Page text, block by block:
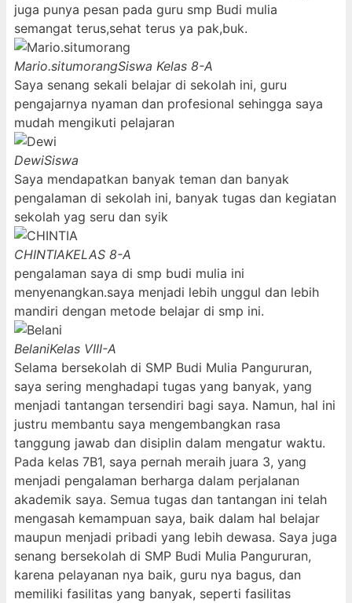
juga punya pesan pada guru smp Budi mulia
semangat terus,sehat terus ya pak,buk.
Mario.situmorangSiswa Kelas 8-A
Saya senang sekali belajar di sekolah ini, guru
pengajarnya nyaman dan profesional sehingga saya
mudah mengikuti pelajaran
DewiSiswa
Saya mendapatkan banyak teman dan banyak
pengalaman di sekolah ini, banyak tugas dan kegiatan
sekolah yag seru dan syik
CHINTIAKELAS 8-A
pengalaman saya di smp budi mulia ini
menyenangkan.saya menjadi lebih unggul dan lebih
mandiri dengan metode belajar di smp ini.
BelaniKelas VIII-A
Selama bersekolah di SMP Budi Mulia Pangururan,
saya sering menghadapi tugas yang banyak, yang
menjadi tantangan tersendiri bagi saya. Namun, hal ini
justru membantu saya mengembangkan rasa
tanggung jawab dan disiplin dalam mengatur waktu.
Pada kelas 7B1, saya pernah meraih juara 3, yang
menjadi pengalaman berharga dalam perjalanan
akademik saya. Semua tugas dan tantangan ini telah
mengasah kemampuan saya, baik dalam hal belajar
maupun menjadi pribadi yang lebih dewasa. Saya juga
senang bersekolah di SMP Budi Mulia Pangururan,
karena pelayanan nya baik, guru nya bagus, dan
memiliki fasilitas yang banyak, seperti fasilitas